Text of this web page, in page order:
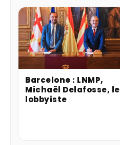
Barcelone : LNMP,
Michaël Delafosse, le
lobbyiste